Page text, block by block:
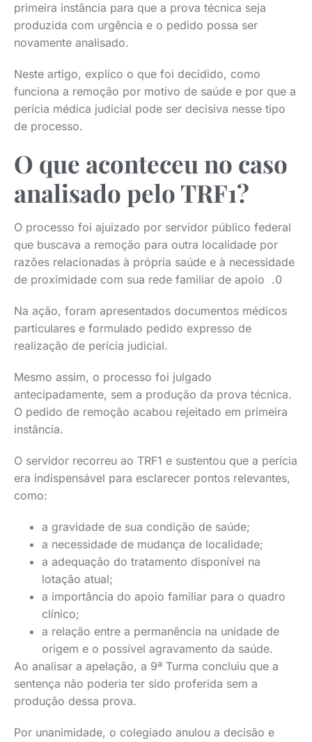
primeira instância para que a prova técnica seja
produzida com urgência e o pedido possa ser
novamente analisado.
Neste artigo, explico o que foi decidido, como
funciona a remoção por motivo de saúde e por que a
perícia médica judicial pode ser decisiva nesse tipo
de processo.
O que aconteceu no caso
analisado pelo TRF1?
O processo foi ajuizado por servidor público federal
que buscava a remoção para outra localidade por
razões relacionadas à própria saúde e à necessidade
de proximidade com sua rede familiar de apoio .0
Na ação, foram apresentados documentos médicos
particulares e formulado pedido expresso de
realização de perícia judicial.
Mesmo assim, o processo foi julgado
antecipadamente, sem a produção da prova técnica.
O pedido de remoção acabou rejeitado em primeira
instância.
O servidor recorreu ao TRF1 e sustentou que a perícia
era indispensável para esclarecer pontos relevantes,
como:
a gravidade de sua condição de saúde;
a necessidade de mudança de localidade;
a adequação do tratamento disponível na
lotação atual;
a importância do apoio familiar para o quadro
clínico;
a relação entre a permanência na unidade de
origem e o possível agravamento da saúde.
Ao analisar a apelação, a 9ª Turma concluiu que a
sentença não poderia ter sido proferida sem a
produção dessa prova.
Por unanimidade, o colegiado anulou a decisão e